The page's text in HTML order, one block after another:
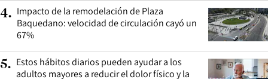
4. Impacto de la remodelación de Plaza
Baquedano: velocidad de circulación cayó un
67%
5. Estos hábitos diarios pueden ayudar a los
adultos mayores a reducir el dolor físico y la